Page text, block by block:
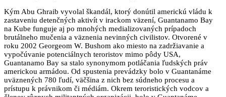
Kým Abu Ghraib vyvolal škandál, ktorý donútil americkú vládu k
zastaveniu detenčných aktivít v irackom väzení, Guantanamo Bay
na Kube funguje aj po mnohých medializovaných prípadoch
brutálneho mučenia a väznenia nevinných civilistov. Otvorené v
roku 2002 Georgeom W. Bushom ako miesto na zadržiavanie a
vypočúvanie potenciálnych teroristov mimo pôdy USA,
Guantanamo Bay sa stalo synonymom potláčania ľudských práv
americkou armádou. Od spustenia prevádzky bolo v Guantanáme
uväznených 780 ľudí, väčšina z nich bez súdneho procesu a
prístupu k právnikom či médiám. Okrem teroristických vodcov a